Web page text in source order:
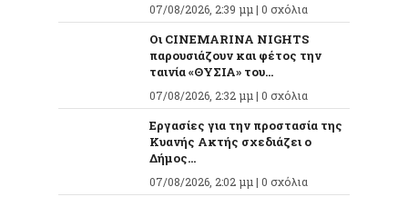
07/08/2026, 2:39 μμ | 0 σχόλια
Οι CINEMARINA NIGHTS
παρουσιάζουν και φέτος την
ταινία «ΘΥΣΙΑ» του...
07/08/2026, 2:32 μμ | 0 σχόλια
Εργασίες για την προστασία της
Κυανής Ακτής σχεδιάζει ο
Δήμος...
07/08/2026, 2:02 μμ | 0 σχόλια